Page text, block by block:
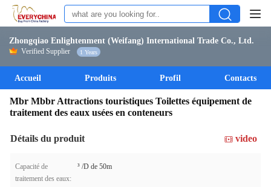
Zhongqiao Enlightenment (Weifang) International Trade Co., Ltd.
Verified Supplier 1 Years
Accueil Produits Profil Contacts
Mbr Mbbr Attractions touristiques Toilettes équipement de
traitement des eaux usées en conteneurs
Détails du produit video
Capacité de
traitement des eaux:
³ /D de 50m